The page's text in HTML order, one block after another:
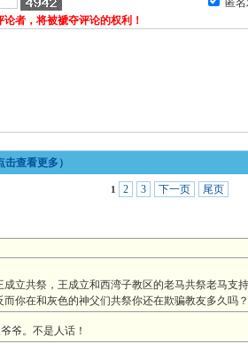
匿
者，将被褫夺评论的权利！
查看更多）
1 2 3 下一页 尾页
成立共祭，王成立和西湾子教区的老马共祭老马支
而你在和灰色的神父们共祭你还在欺骗教友多久吗？
爷。不是人话！